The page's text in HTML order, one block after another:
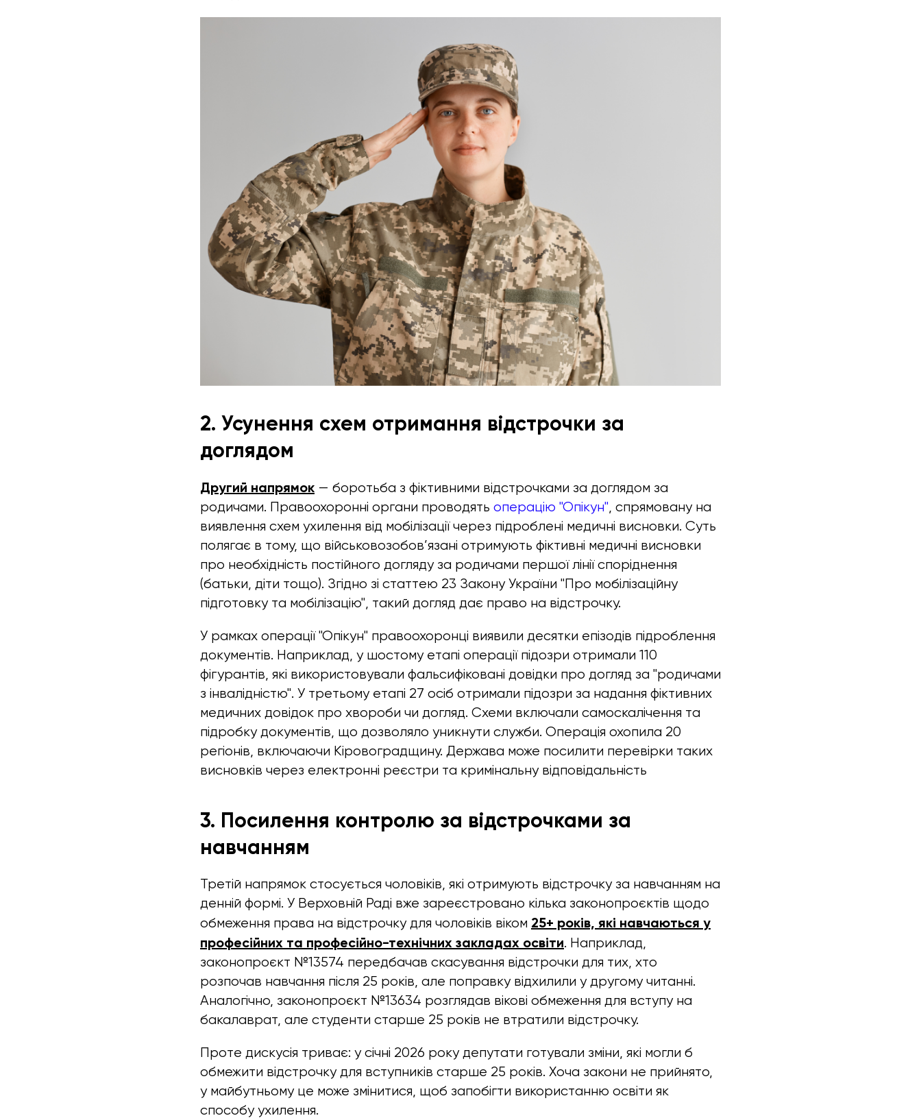
2. Усунення схем отримання відстрочки за
доглядом
Другий напрямок — боротьба з фіктивними відстрочками за доглядом за
родичами. Правоохоронні органи проводять операцію "Опікун", спрямовану на
виявлення схем ухилення від мобілізації через підроблені медичні висновки. Суть
полягає в тому, що військовозобов’язані отримують фіктивні медичні висновки
про необхідність постійного догляду за родичами першої лінії споріднення
(батьки, діти тощо). Згідно зі статтею 23 Закону України "Про мобілізаційну
підготовку та мобілізацію", такий догляд дає право на відстрочку.
У рамках операції "Опікун" правоохоронці виявили десятки епізодів підроблення
документів. Наприклад, у шостому етапі операції підозри отримали 110
фігурантів, які використовували фальсифіковані довідки про догляд за "родичами
з інвалідністю". У третьому етапі 27 осіб отримали підозри за надання фіктивних
медичних довідок про хвороби чи догляд. Схеми включали самоскалічення та
підробку документів, що дозволяло уникнути служби. Операція охопила 20
регіонів, включаючи Кіровоградщину. Держава може посилити перевірки таких
висновків через електронні реєстри та кримінальну відповідальність
3. Посилення контролю за відстрочками за
навчанням
Третій напрямок стосується чоловіків, які отримують відстрочку за навчанням на
денній формі. У Верховній Раді вже зареєстровано кілька законопроєктів щодо
обмеження права на відстрочку для чоловіків віком 25+ років, які навчаються у
професійних та професійно-технічних закладах освіти. Наприклад,
законопроєкт №13574 передбачав скасування відстрочки для тих, хто
розпочав навчання після 25 років, але поправку відхилили у другому читанні.
Аналогічно, законопроєкт №13634 розглядав вікові обмеження для вступу на
бакалаврат, але студенти старше 25 років не втратили відстрочку.
Проте дискусія триває: у січні 2026 року депутати готували зміни, які могли б
обмежити відстрочку для вступників старше 25 років. Хоча закони не прийнято,
у майбутньому це може змінитися, щоб запобігти використанню освіти як
способу ухилення.